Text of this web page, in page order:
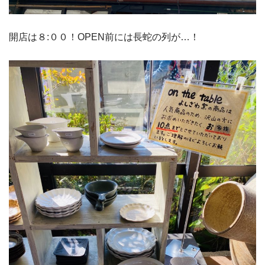
開店は８:００！OPEN前には長蛇の列が…！